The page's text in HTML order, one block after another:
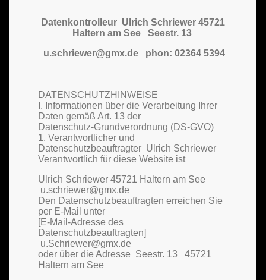
Datenkontrolleur Ulrich Schriewer 45721
Haltern am See Seestr. 13
u.schriewer@gmx.de phon: 02364 5394
DATENSCHUTZHINWEISE
I. Informationen über die Verarbeitung Ihrer
Daten gemäß Art. 13 der
Datenschutz-Grundverordnung (DS-GVO)
1. Verantwortlicher und
Datenschutzbeauftragter Ulrich Schriewer
Verantwortlich für diese Website ist
Ulrich Schriewer 45721 Haltern am See
u.schriewer@gmx.de
Den Datenschutzbeauftragten erreichen Sie
per E-Mail unter
[E-Mail-Adresse des
Datenschutzbeauftragten]
u.Schriewer@gmx.de
oder über die Adresse Seestr. 13 45721
Haltern am See